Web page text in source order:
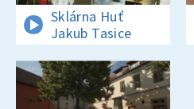
Sklárna Huť
Jakub Tasice